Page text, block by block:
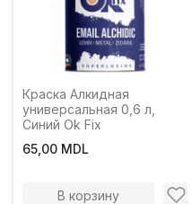
Краска Алкидная
универсальная 0,6 л,
Синий Ok Fix
65,00 MDL
В корзину